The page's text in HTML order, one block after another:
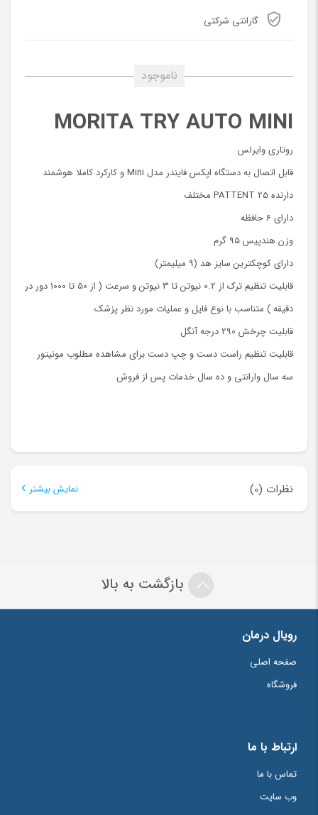
گارانتی شرکتی
ناموجود
MORITA TRY AUTO MINI
روتاری وایرلس
قابل اتصال به دستگاه اپکس فایندر مدل Mini و کارکرد کاملا هوشمند
دارنده 25 PATTENT مختلف
دارای 6 حافظه
وزن هندپیس 95 گرم
دارای کوچکترین سایز هد (9 میلیمتر)
قابلیت تنظیم ترک از 0.2 نیوتن تا 3 نیوتن و سرعت ( از 50 تا 1000 دور در
دقیقه ) متناسب با نوع فایل و عملیات مورد نظر پزشک
قابلیت چرخش 290 درجه آنگل
قابلیت تنظیم راست دست و چپ دست برای مشاهده مطلوب مونیتور
سه سال وارانتی و ده سال خدمات پس از فروش
نظرات (0) نمایش بیشتر
نشانی ایمیل شما منتشر نخواهد شد.
بخش‌های موردنیاز علامت‌گذاری
بازگشت به بالا
رویال درمان
صفحه اصلی
فروشگاه
ارتباط با ما
تماس با ما
وب سایت